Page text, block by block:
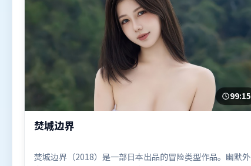
99:15
焚城边界
焚城边界（2018）是一部日本出品的冒险类型作品。幽默外